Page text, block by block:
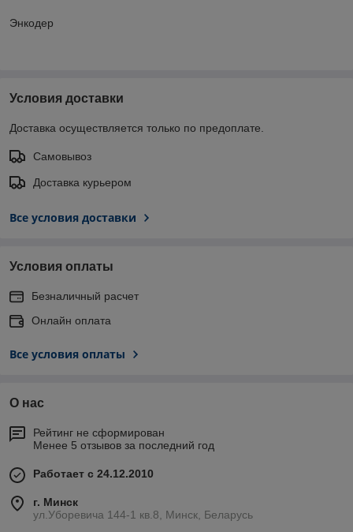
Энкодер
Условия доставки
Доставка осуществляется только по предоплате.
Самовывоз
Доставка курьером
Все условия доставки
Условия оплаты
Безналичный расчет
Онлайн оплата
Все условия оплаты
О нас
Рейтинг не сформирован
Менее 5 отзывов за последний год
Работает с 24.12.2010
г. Минск
ул.Уборевича 144-1 кв.8, Минск, Беларусь